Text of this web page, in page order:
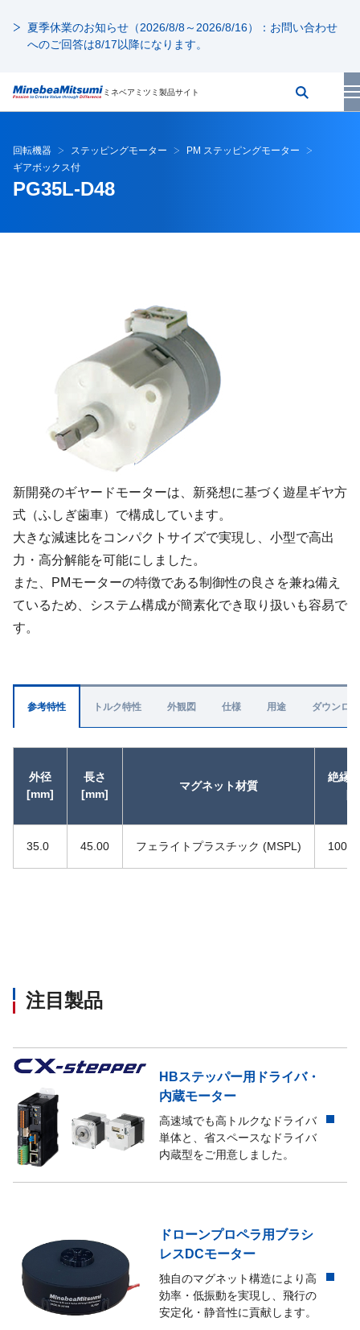
夏季休業のお知らせ（2026/8/8～2026/8/16）：お問い合わせ
へのご回答は8/17以降になります。
ミネベアミツミ製品サイト
回転機器 ステッピングモーター
PM ステッピングモーター
ギアボックス付
PG35L-D48
新開発のギヤードモーターは、新発想に基づく遊星ギヤ方
式（ふしぎ歯車）で構成しています。
大きな減速比をコンパクトサイズで実現し、小型で高出
力・高分解能を可能にしました。
また、PMモーターの特徴である制御性の良さを兼ね備え
ているため、システム構成が簡素化でき取り扱いも容易で
す。
参考特性
外径
[mm]
長さ
[mm]
マグネット材質
絶縁
35.0 45.00 フェライトプラスチック (MSPL) 100
トルク特性 外観図 仕様 用途 ダウンロ
注目製品
HBステッパー用ドライバ・
内蔵モーター
高速域でも高トルクなドライバ
単体と、省スペースなドライバ
内蔵型をご用意しました。
ドローンプロペラ用ブラシ
レスDCモーター
独自のマグネット構造により高
効率・低振動を実現し、飛行の
安定化・静音性に貢献します。